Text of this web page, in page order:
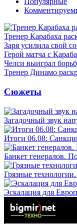
Тренер Карабаха
Заря усилила свой
Герой матча с
Челси выиграл
Тренер Динамо
Сюжеты
Загадочный звук
Итоги 06.08:
Банкет генералов.
Грязные
Эскалация для